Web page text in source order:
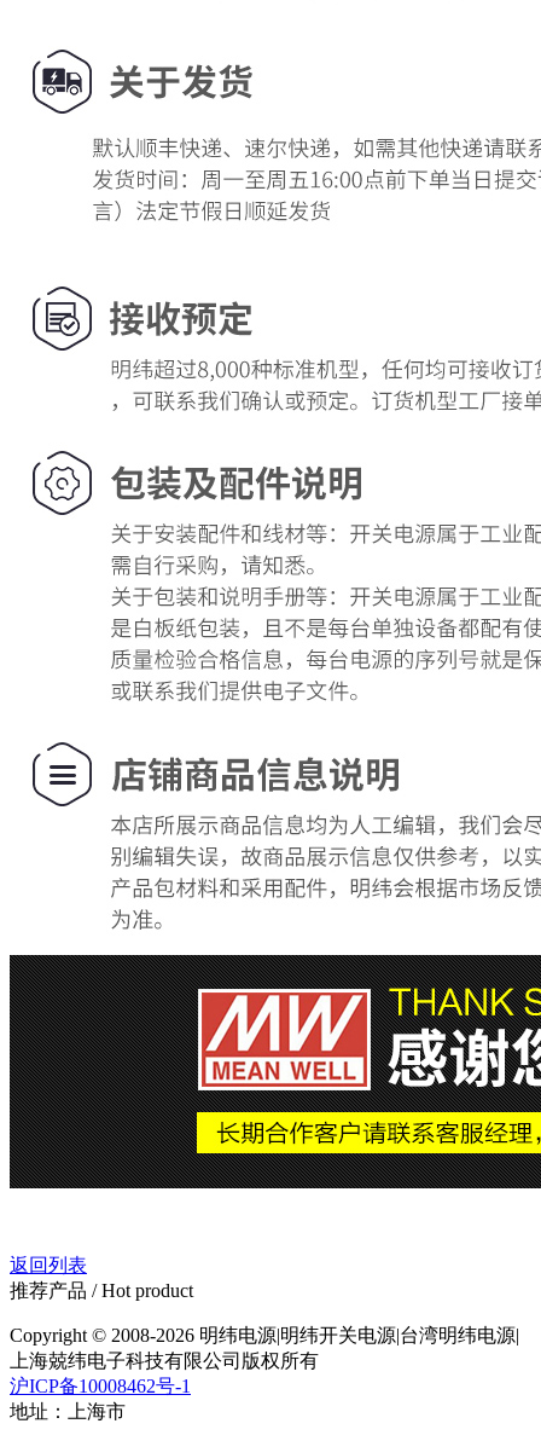
返回列表
推荐产品 / Hot product
Copyright © 2008-2026 明纬电源|明纬开关电源|台湾明纬电源|
上海兢纬电子科技有限公司版权所有
沪ICP备10008462号-1
地址：上海市